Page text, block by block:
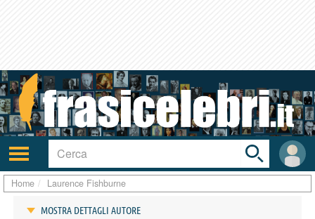
Attiva/disattiva
navigazione
User
area
Toggle
search
bar
Home Laurence Fishburne
MOSTRA DETTAGLI AUTORE